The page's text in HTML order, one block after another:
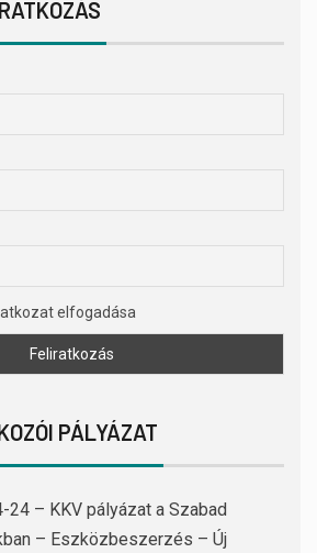
elfogadása
PÁLYÁZAT
24 – KKV pályázat a Szabad
– Eszközbeszerzés – Új